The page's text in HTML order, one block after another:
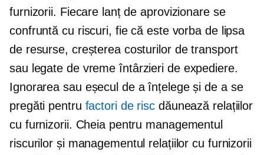
furnizorii. Fiecare lanț de aprovizionare se
confruntă cu riscuri, fie că este vorba de lipsa
de resurse, creșterea costurilor de transport
sau legate de vreme întârzieri de expediere.
Ignorarea sau eșecul de a înțelege și de a se
pregăti pentru factori de risc dăunează relațiilor
cu furnizorii. Cheia pentru managementul
riscurilor și managementul relațiilor cu furnizorii